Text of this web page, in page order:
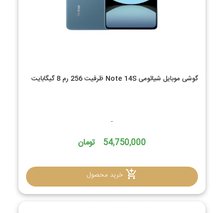
گوشی موبایل شیائومی Note 14S ظرفیت 256 رم 8 گیگابایت
-
54,750,000 تومان
خرید محصول